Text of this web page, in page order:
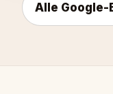
Alle Google-